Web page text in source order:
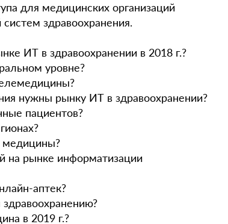
для медицинских организаций
здравоохранения.
ИТ в здравоохранении в 2018 г.?
уровне?
нужны рынку ИТ в здравоохранении?
пациентов?
медицины?
на рынке информатизации
аптек?
в 2019 г.?